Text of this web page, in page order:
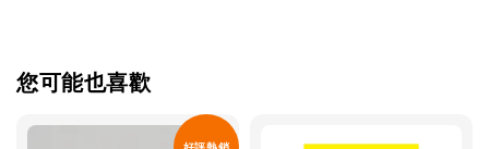
您可能也喜歡